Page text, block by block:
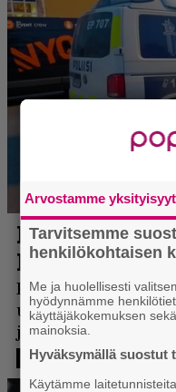
Arvostamme
Tarvitsemme
henkilökohtaisen
Me ja huolellisesti
hyödynnämme
käyttäjäkokemuksen
mainoksia.
Hyväksymällä suostut
Käytämme